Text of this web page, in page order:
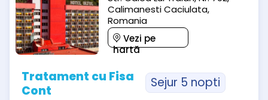
Calimanesti Caciulata,
Romania
Vezi pe
hartă
Tratament cu Fisa
Cont
Sejur 5 nopti